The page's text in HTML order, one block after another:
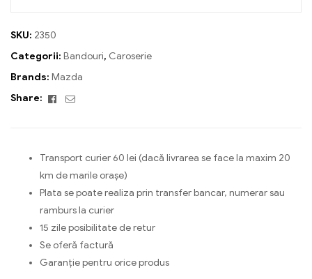
SKU: 2350
Categorii: Bandouri, Caroserie
Brands: Mazda
Share:
Facebook
Email
Transport curier 60 lei (dacă livrarea se face la maxim 20
km de marile orașe)
Plata se poate realiza prin transfer bancar, numerar sau
ramburs la curier
15 zile posibilitate de retur
Se oferă factură
Garanție pentru orice produs